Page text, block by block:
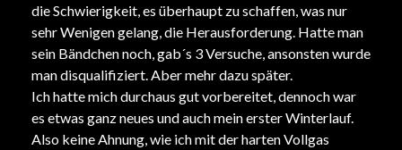
die Schwierigkeit, es überhaupt zu schaffen, was nur
sehr Wenigen gelang, die Herausforderung. Hatte man
sein Bändchen noch, gab´s 3 Versuche, ansonsten wurde
man disqualifiziert. Aber mehr dazu später.
Ich hatte mich durchaus gut vorbereitet, dennoch war
es etwas ganz neues und auch mein erster Winterlauf.
Also keine Ahnung, wie ich mit der harten Vollgas